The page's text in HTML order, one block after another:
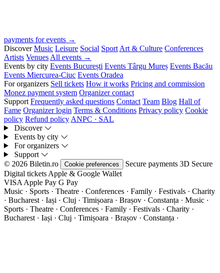
payments for events →
Discover Music Leisure Social Sport Art & Culture Conferences
Artists Venues All events →
Events by city Events București Events Târgu Mureș Events Bacău
Events Miercurea-Ciuc Events Oradea
For organizers Sell tickets How it works Pricing and commission
Monez payment system Organizer contact
Support Frequently asked questions Contact Team Blog Hall of
Fame Organizer login Terms & Conditions Privacy policy Cookie
policy Refund policy ANPC · SAL
Discover
Events by city
For organizers
Support
© 2026 Biletin.ro
Cookie preferences Secure payments 3D Secure
Digital tickets Apple & Google Wallet
VISA Apple Pay G Pay
Music · Sports · Theatre · Conferences · Family · Festivals · Charity
· Bucharest · Iași · Cluj · Timișoara · Brașov · Constanța · Music ·
Sports · Theatre · Conferences · Family · Festivals · Charity ·
Bucharest · Iași · Cluj · Timișoara · Brașov · Constanța ·